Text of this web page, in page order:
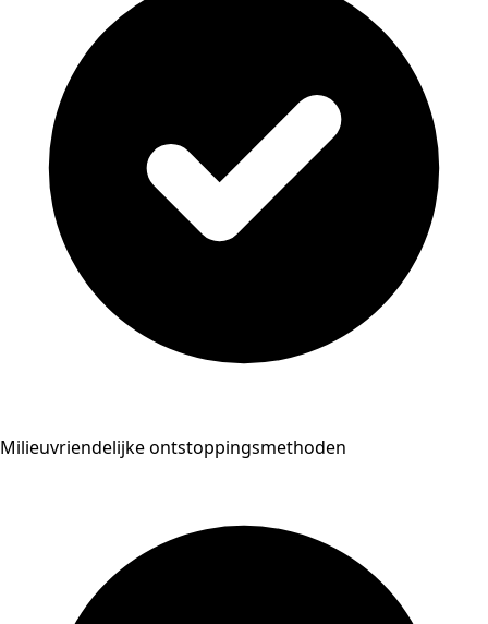
Milieuvriendelijke ontstoppingsmethoden